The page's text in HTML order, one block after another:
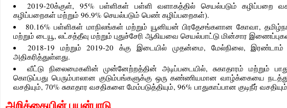
2019-20க்குள், 95% பள்ளிகள் பள்ளி வளாகத்தில் செயல்படும்
கழிப்பறைகள் மற்றும் 96.9% செயல்படும் பெண் கழிப்பறைகள்).
80.16% பள்ளிகள் மாநிலங்கள் மற்றும் யூனியன் பிரதேசங்களான கோவா,
மற்றும் டையூ, லட்சத்தீவு மற்றும் புதுச்சேரி ஆகியவை செயல்பாட்டு மின்சார
2018-19 மற்றும் 2019-20 க்கு இடையில் முதன்மை, மேல்நிலை,
அதிகரித்துள்ளது.
வீட்டு நிலைமைகளின் முன்னேற்றத்தின் அடிப்படையில், சுகாதாரம் மற்றும்
கொடுப்பது பெரும்பாலான குடும்பங்களுக்கு ஒரு கண்ணியமான வாழ்க்கையை
வசதியும், 70% சுகாதார வசதிகளை மேம்படுத்தியும், 96% பாதுகாப்பான குடிநீர்